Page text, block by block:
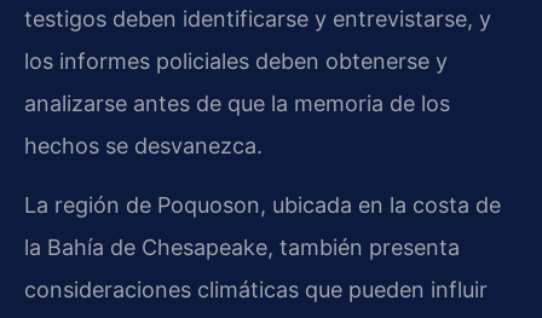
testigos deben identificarse y entrevistarse, y
los informes policiales deben obtenerse y
analizarse antes de que la memoria de los
hechos se desvanezca.
La región de Poquoson, ubicada en la costa de
la Bahía de Chesapeake, también presenta
consideraciones climáticas que pueden influir